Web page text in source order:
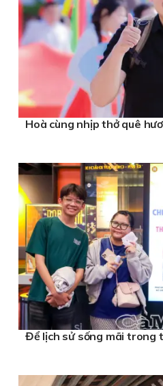
Hoà cùng nhịp thở quê
Để lịch sử sống mãi trong